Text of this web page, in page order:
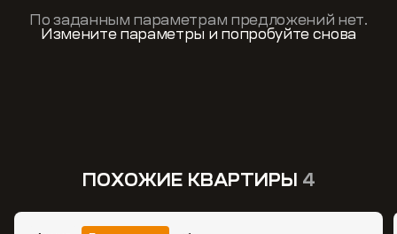
По заданным параметрам предложений нет.
Измените параметры и попробуйте снова
ПОХОЖИЕ КВАРТИРЫ 4